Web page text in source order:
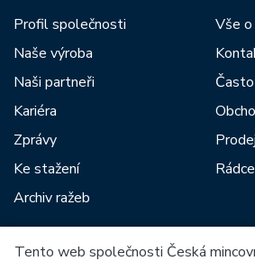
Profil společnosti
Naše výroba
Naši partneři
Kariéra
Zprávy
Ke stažení
Archiv ražeb
Vše o
Rádce
Mezi naše partnery patří:
Tento web společnosti Česká